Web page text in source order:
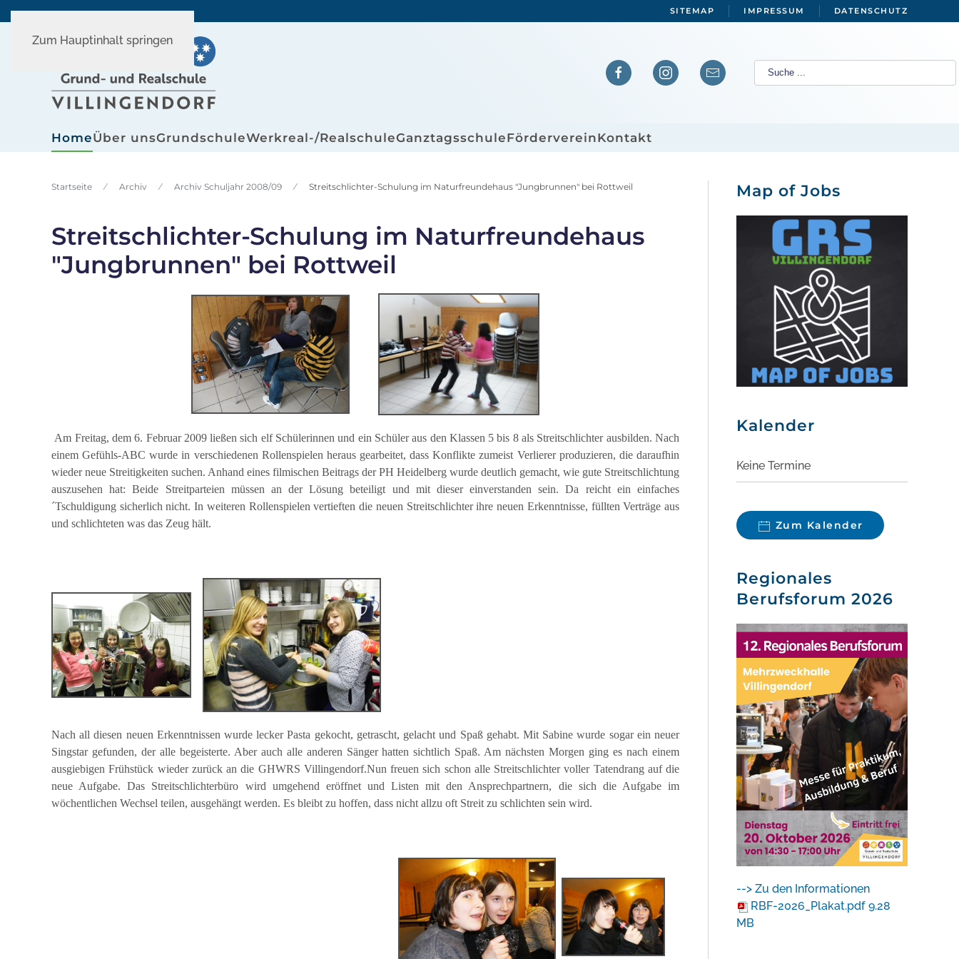
Zum Hauptinhalt springen
SITEMAP IMPRESSUM DATENSCHUTZ
HomeÜber unsGrundschuleWerkreal-/RealschuleGanztagsschuleFördervereinKontakt
Startseite Archiv Archiv Schuljahr 2008/09 Streitschlichter-Schulung im Naturfreundehaus "Jungbrunnen" bei Rottweil
Streitschlichter-Schulung im Naturfreundehaus
"Jungbrunnen" bei Rottweil
Am Freitag, dem 6. Februar 2009 ließen sich elf Schülerinnen und ein Schüler aus den Klassen 5 bis 8 als Streitschlichter ausbilden. Nach
einem Gefühls-ABC wurde in verschiedenen Rollenspielen heraus gearbeitet, dass Konflikte zumeist Verlierer produzieren, die daraufhin
wieder neue Streitigkeiten suchen. Anhand eines filmischen Beitrags der PH Heidelberg wurde deutlich gemacht, wie gute Streitschlichtung
auszusehen hat: Beide Streitparteien müssen an der Lösung beteiligt und mit dieser einverstanden sein. Da reicht ein einfaches
´Tschuldigung sicherlich nicht. In weiteren Rollenspielen vertieften die neuen Streitschlichter ihre neuen Erkenntnisse, füllten Verträge aus
und schlichteten was das Zeug hält.
Nach all diesen neuen Erkenntnissen wurde lecker Pasta gekocht, getrascht, gelacht und Spaß gehabt. Mit Sabine wurde sogar ein neuer
Singstar gefunden, der alle begeisterte. Aber auch alle anderen Sänger hatten sichtlich Spaß. Am nächsten Morgen ging es nach einem
ausgiebigen Frühstück wieder zurück an die GHWRS Villingendorf.Nun freuen sich schon alle Streitschlichter voller Tatendrang auf die
neue Aufgabe. Das Streitschlichterbüro wird umgehend eröffnet und Listen mit den Ansprechpartnern, die sich die Aufgabe im
wöchentlichen Wechsel teilen, ausgehängt werden. Es bleibt zu hoffen, dass nicht allzu oft Streit zu schlichten sein wird.
Map of Jobs
Kalender
Keine Termine
Zum Kalender
Regionales
Berufsforum 2026
--> Zu den Informationen
RBF-2026_Plakat.pdf 9.28
MB